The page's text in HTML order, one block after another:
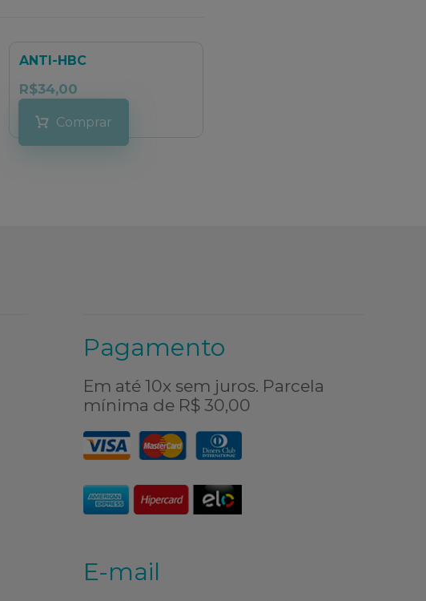
ANTI-HBC
R$34,00
Comprar
Pagamento
Em até 10x sem juros. Parcela
mínima de R$ 30,00
E-mail